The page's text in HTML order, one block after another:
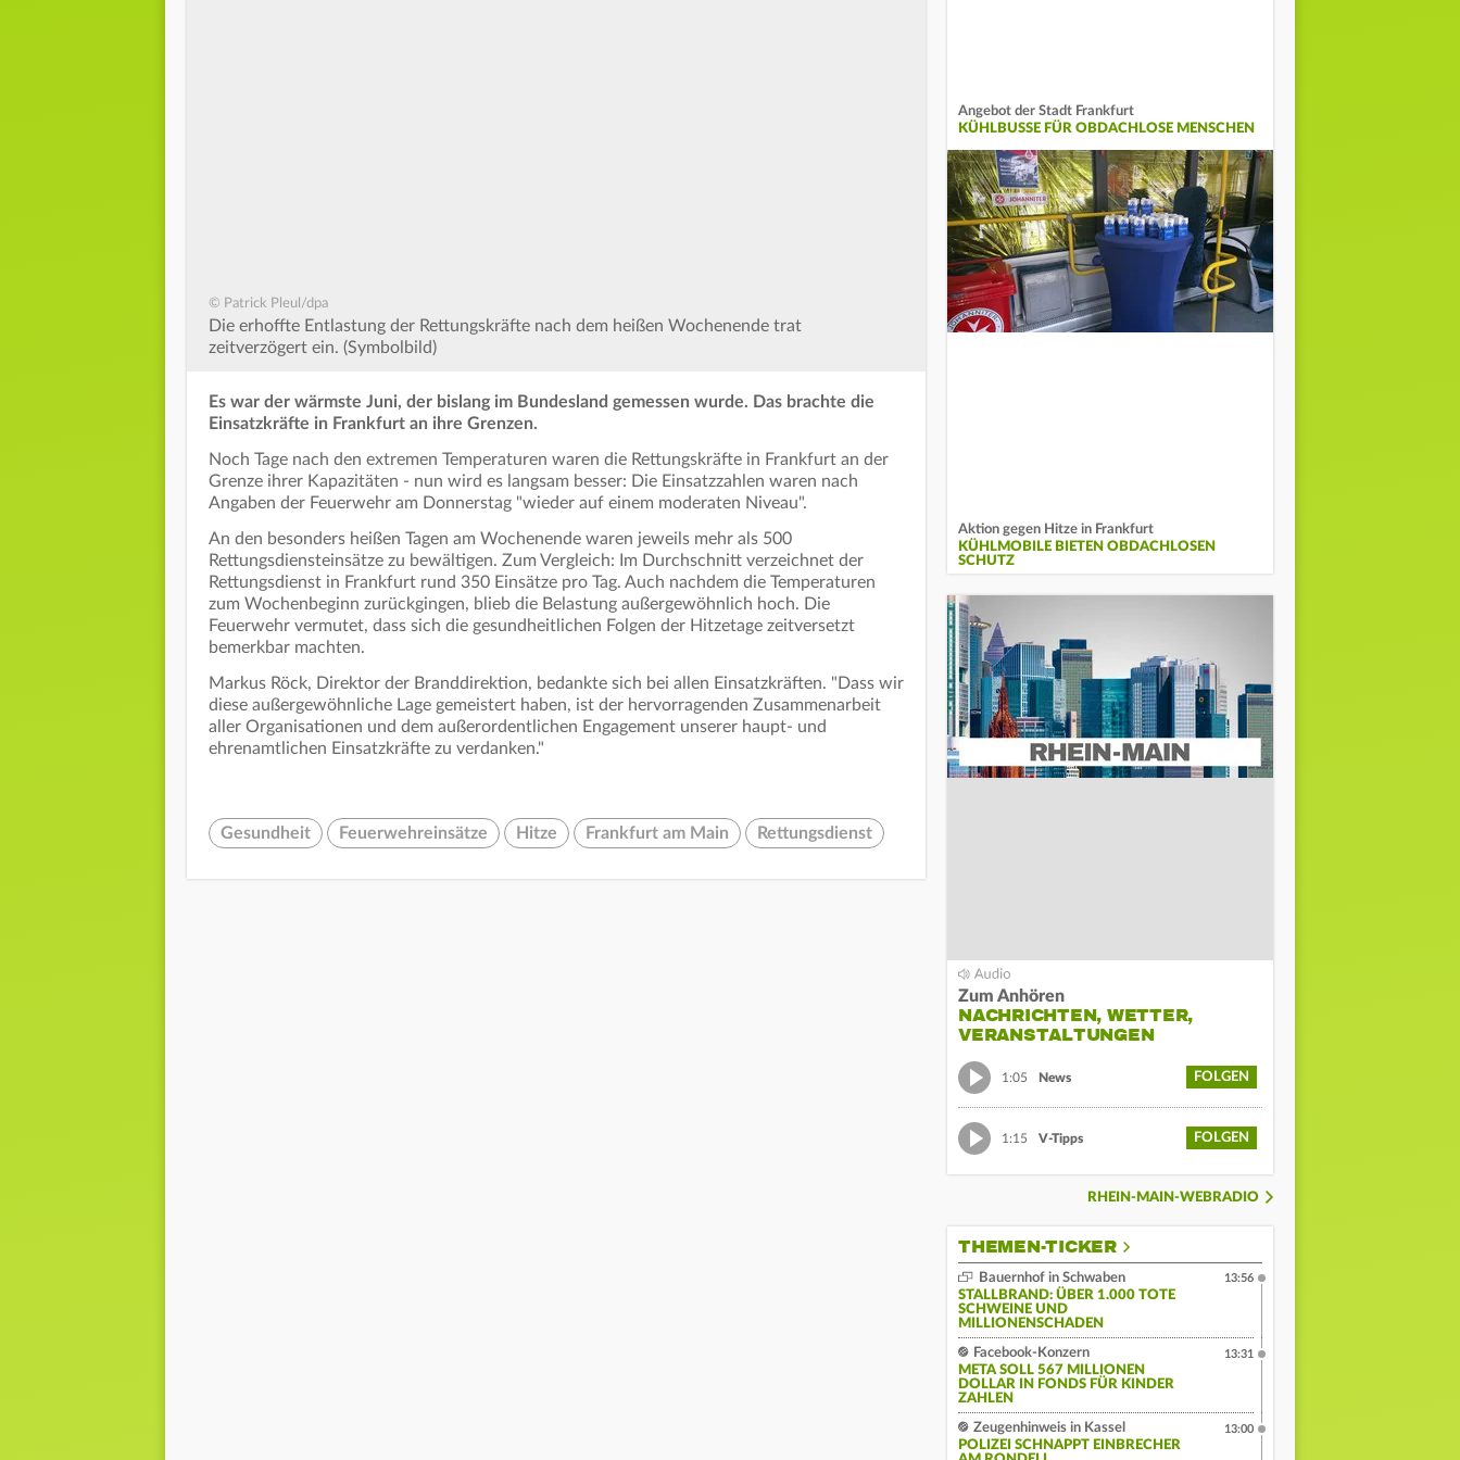
© Patrick Pleul/dpa
Die erhoffte Entlastung der Rettungskräfte nach dem heißen Wochenende trat
zeitverzögert ein. (Symbolbild)
Es war der wärmste Juni, der bislang im Bundesland gemessen wurde. Das brachte die
Einsatzkräfte in Frankfurt an ihre Grenzen.
Noch Tage nach den extremen Temperaturen waren die Rettungskräfte in Frankfurt an der
Grenze ihrer Kapazitäten - nun wird es langsam besser: Die Einsatzzahlen waren nach
Angaben der Feuerwehr am Donnerstag "wieder auf einem moderaten Niveau".
An den besonders heißen Tagen am Wochenende waren jeweils mehr als 500
Rettungsdiensteinsätze zu bewältigen. Zum Vergleich: Im Durchschnitt verzeichnet der
Rettungsdienst in Frankfurt rund 350 Einsätze pro Tag. Auch nachdem die Temperaturen
zum Wochenbeginn zurückgingen, blieb die Belastung außergewöhnlich hoch. Die
Feuerwehr vermutet, dass sich die gesundheitlichen Folgen der Hitzetage zeitversetzt
bemerkbar machten.
Markus Röck, Direktor der Branddirektion, bedankte sich bei allen Einsatzkräften. "Dass wir
diese außergewöhnliche Lage gemeistert haben, ist der hervorragenden Zusammenarbeit
aller Organisationen und dem außerordentlichen Engagement unserer haupt- und
ehrenamtlichen Einsatzkräfte zu verdanken."
Gesundheit Feuerwehreinsätze Hitze Frankfurt am Main Rettungsdienst
Angebot der Stadt Frankfurt
KÜHLBUSSE FÜR OBDACHLOSE MENSCHEN
Aktion gegen Hitze in Frankfurt
KÜHLMOBILE BIETEN OBDACHLOSEN
SCHUTZ
Zum Anhören
NACHRICHTEN, WETTER,
VERANSTALTUNGEN
1:05 News FOLGEN
1:15 V-Tipps FOLGEN
RHEIN-MAIN-WEBRADIO
THEMEN-TICKER
Bauernhof in Schwaben
STALLBRAND: ÜBER 1.000 TOTE
SCHWEINE UND
MILLIONENSCHADEN
13:56
Facebook-Konzern
META SOLL 567 MILLIONEN
DOLLAR IN FONDS FÜR KINDER
ZAHLEN
13:31
Zeugenhinweis in Kassel
POLIZEI SCHNAPPT EINBRECHER
13:00